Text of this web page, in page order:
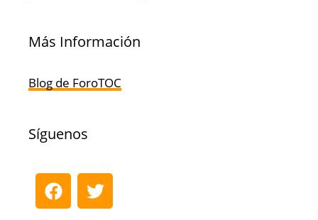
Más Información
Blog de ForoTOC
Síguenos